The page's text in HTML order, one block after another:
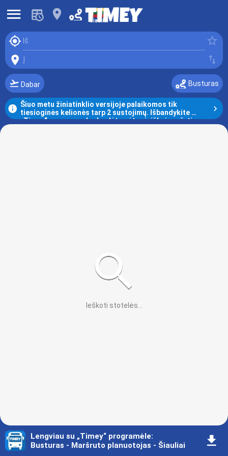
󰍜 󰍎 Šiauliai
Iš
󰆤 󰓒
󰍎 󰓢
󰗕 Dabar Busturas
󰋼 Šiuo metu žiniatinklio versijoje palaikomos tik
tiesioginės kelionės tarp 2 sustojimų. Išbandykite
„Timey“ programą, kad galėtumėte visiškai naršyti
󰅂
Ieškoti stotelės
Lengviau su „Timey“ programėle:
Busturas - Maršruto planuotojas - Šiauliai
󰇚